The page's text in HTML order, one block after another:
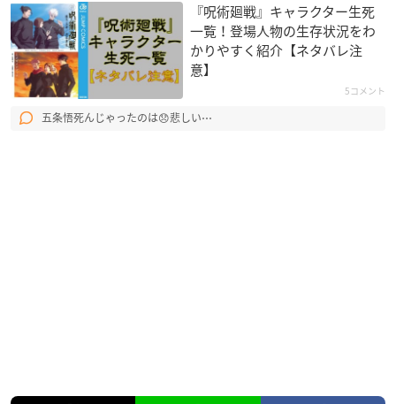
『呪術廻戦』キャラクター生死
一覧！登場人物の生存状況をわ
かりやすく紹介【ネタバレ注
意】
5コメント
五条悟死んじゃったのは😞悲しい⋯